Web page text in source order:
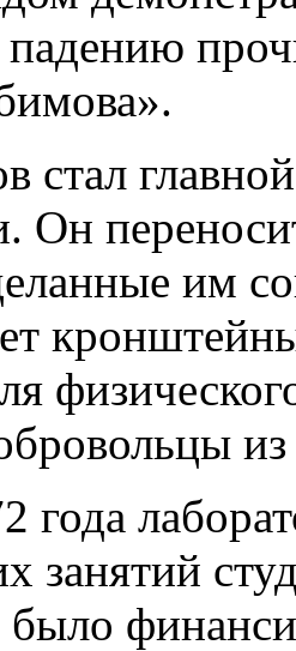
стал
Он
им
из
года
занятий